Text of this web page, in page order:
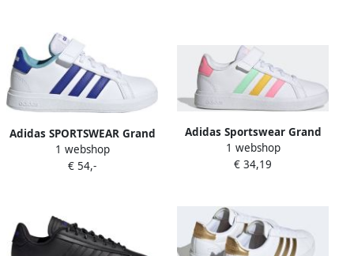
Adidas SPORTSWEAR Grand
Court 2.0 El Kindersneakers
White 4 Kinderen
1 webshop
€ 54,-
Adidas Sportswear Grand
Court Lifestyle Court Elastic
Lace and Top Strap
1 webshop
€ 34,19